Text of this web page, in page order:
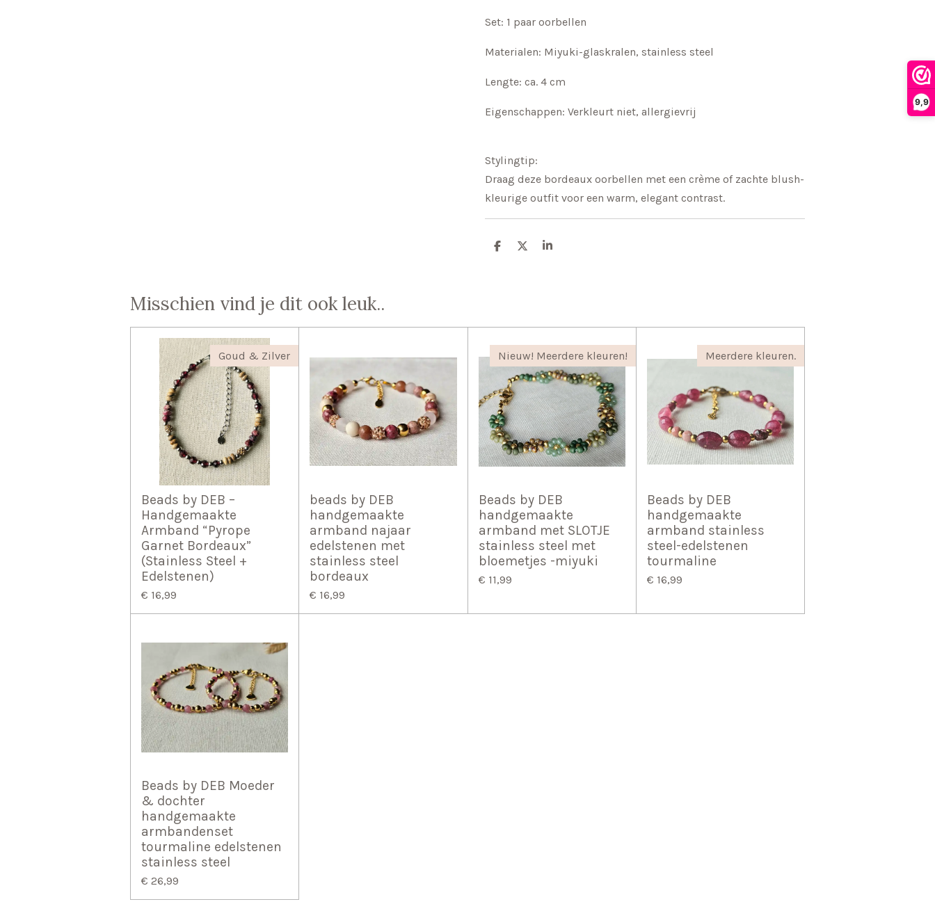
9,9
Set: 1 paar oorbellen
Materialen: Miyuki-glaskralen, stainless steel
Lengte: ca. 4 cm
Eigenschappen: Verkleurt niet, allergievrij
Stylingtip:
Draag deze bordeaux oorbellen met een crème of zachte blush-
kleurige outfit voor een warm, elegant contrast.
D
D
S
Misschien vind je dit ook leuk..
Goud & Zilver
Beads by DEB –
Handgemaakte
Armband “Pyrope
Garnet Bordeaux”
(Stainless Steel +
Edelstenen)
€ 16,99
beads by DEB
handgemaakte
armband najaar
edelstenen met
stainless steel
bordeaux
€ 16,99
Nieuw! Meerdere kleuren!
Beads by DEB
handgemaakte
armband met SLOTJE
stainless steel met
bloemetjes -miyuki
€ 11,99
Meerdere kleuren.
Beads by DEB
handgemaakte
armband stainless
steel-edelstenen
tourmaline
€ 16,99
Beads by DEB Moeder
& dochter
handgemaakte
armbandenset
tourmaline edelstenen
stainless steel
€ 26,99